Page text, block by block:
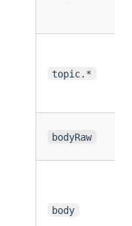
topic.*
bodyRaw
body